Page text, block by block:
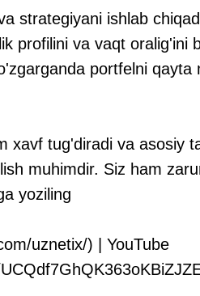
strategiyani ishlab
profilini va vaqt oralig'ini
portfelni qayta
xavf tug'diradi va asosiy
muhimdir. Siz ham
yoziling
uznetix/) | YouTube